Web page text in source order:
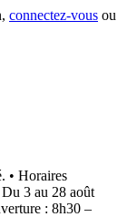
connectez-vous ou
• Horaires
Du 3 au 28 août
: 8h30 –